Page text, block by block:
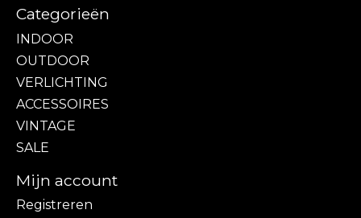
Categorieën
INDOOR
OUTDOOR
VERLICHTING
ACCESSOIRES
VINTAGE
SALE
Mijn account
Registreren